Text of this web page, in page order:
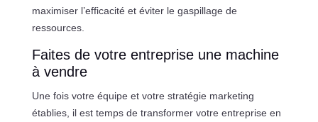
maximiser l’efficacité et éviter le gaspillage de
ressources.
Faites de votre entreprise une machine
à vendre
Une fois votre équipe et votre stratégie marketing
établies, il est temps de transformer votre entreprise en